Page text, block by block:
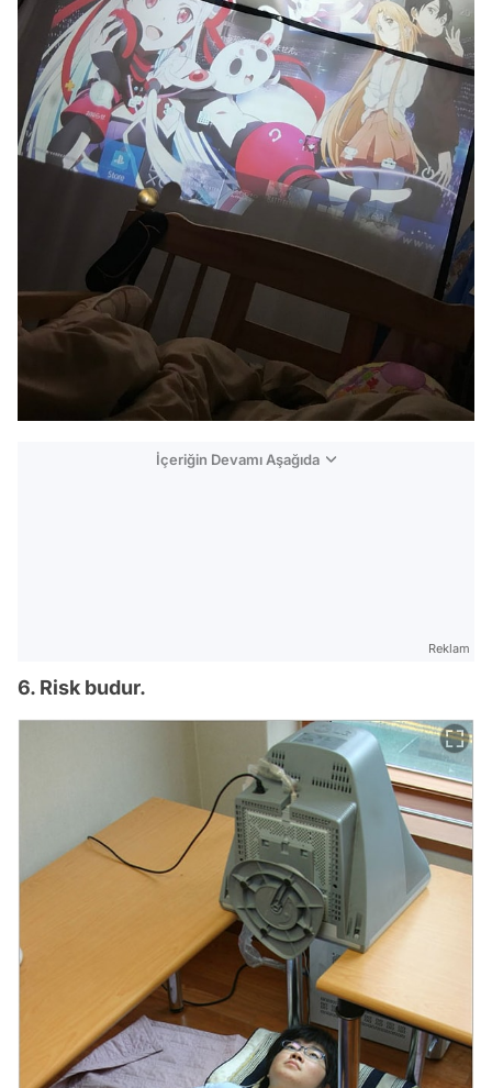
İçeriğin Devamı Aşağıda
Reklam
6. Risk budur.